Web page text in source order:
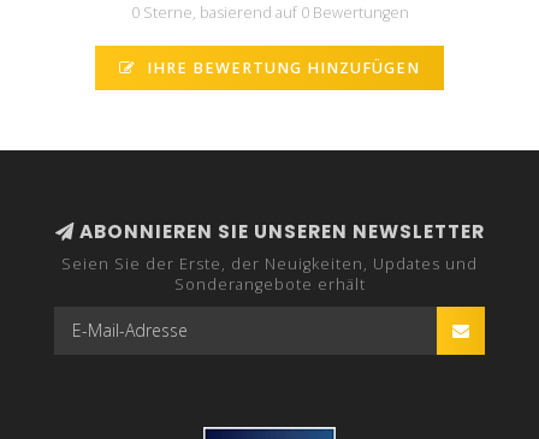
0 Sterne, basierend auf 0 Bewertungen
IHRE BEWERTUNG HINZUFÜGEN
ABONNIEREN SIE UNSEREN NEWSLETTER
Seien Sie der Erste, der Neuigkeiten, Updates und
Sonderangebote erhält